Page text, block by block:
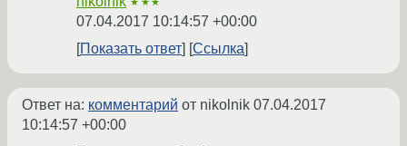
★★★
07.04.2017 10:14:57 +00:00
Показать ответ
Ссылка
Ответ на: комментарий от nikolnik 07.04.2017
10:14:57 +00:00